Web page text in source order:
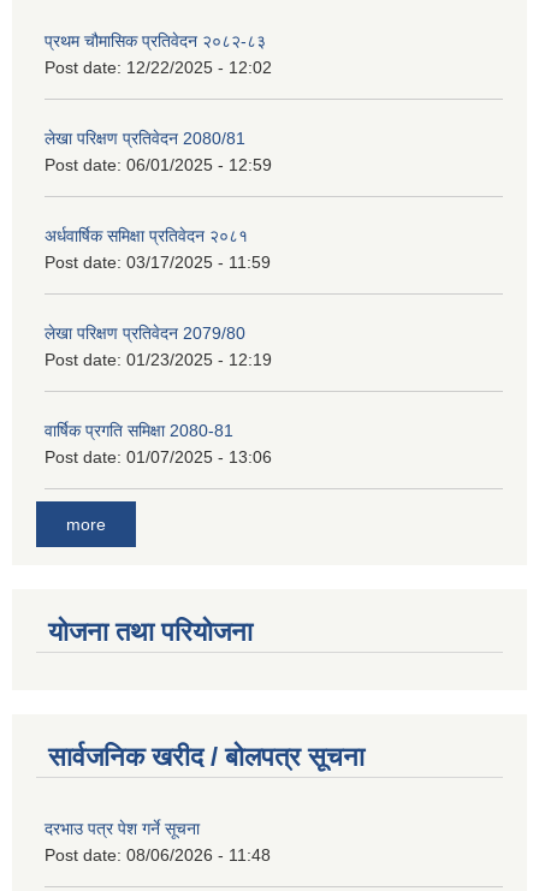
प्रथम चौमासिक प्रतिवेदन २०८२-८३
Post date: 12/22/2025 - 12:02
लेखा परिक्षण प्रतिवेदन 2080/81
Post date: 06/01/2025 - 12:59
अर्धवार्षिक समिक्षा प्रतिवेदन २०८१
Post date: 03/17/2025 - 11:59
लेखा परिक्षण प्रतिवेदन 2079/80
Post date: 01/23/2025 - 12:19
वार्षिक प्रगति समिक्षा 2080-81
Post date: 01/07/2025 - 13:06
more
योजना तथा परियोजना
सार्वजनिक खरीद / बोलपत्र सूचना
दरभाउ पत्र पेश गर्ने सूचना
Post date: 08/06/2026 - 11:48